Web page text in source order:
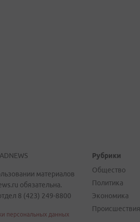
материалов
обязательна.
8 (423) 249-8800
персональных данных
Рубрики
Общество
Политика
Экономика
Происшествия